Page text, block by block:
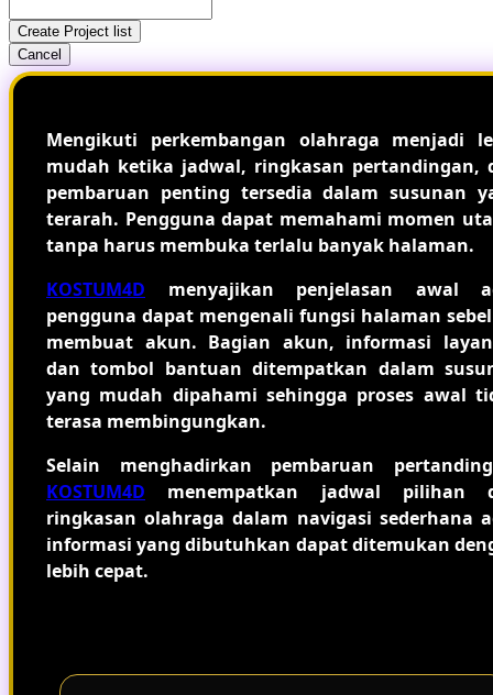
Create Project list
Cancel
Mengikuti perkembangan olahraga menjadi
mudah ketika jadwal, ringkasan pertandingan,
pembaruan penting tersedia dalam susunan
terarah. Pengguna dapat memahami momen
tanpa harus membuka terlalu banyak halaman.
KOSTUM4D menyajikan penjelasan awal
pengguna dapat mengenali fungsi halaman
membuat akun. Bagian akun, informasi
dan tombol bantuan ditempatkan dalam
yang mudah dipahami sehingga proses awal
terasa membingungkan.
Selain menghadirkan pembaruan
KOSTUM4D menempatkan jadwal pilihan
ringkasan olahraga dalam navigasi sederhana
informasi yang dibutuhkan dapat ditemukan
lebih cepat.